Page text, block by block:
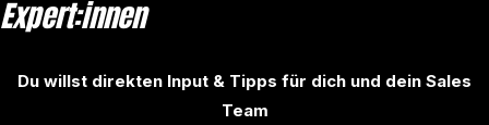
Expert:innen
Du willst direkten Input & Tipps für dich und dein Sales
Team